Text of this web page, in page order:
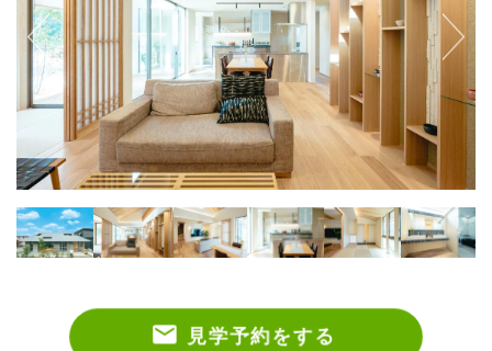
見学予約をする